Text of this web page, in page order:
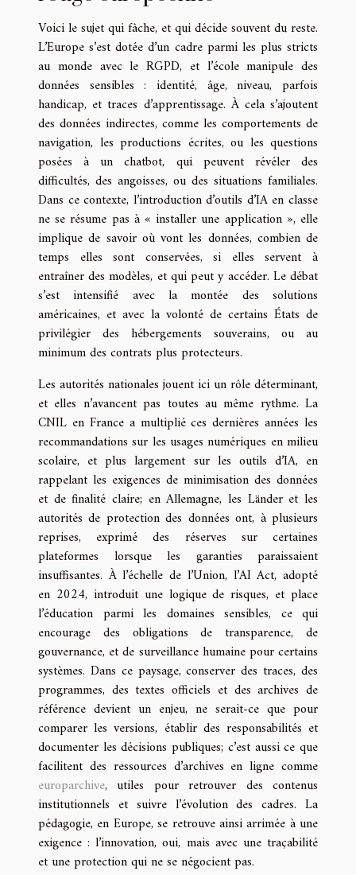
Voici le sujet qui fâche, et qui décide souvent du reste.
L’Europe s’est dotée d’un cadre parmi les plus stricts
au monde avec le RGPD, et l’école manipule des
données sensibles : identité, âge, niveau, parfois
handicap, et traces d’apprentissage. À cela s’ajoutent
des données indirectes, comme les comportements de
navigation, les productions écrites, ou les questions
posées à un chatbot, qui peuvent révéler des
difficultés, des angoisses, ou des situations familiales.
Dans ce contexte, l’introduction d’outils d’IA en classe
ne se résume pas à « installer une application », elle
implique de savoir où vont les données, combien de
temps elles sont conservées, si elles servent à
entraîner des modèles, et qui peut y accéder. Le débat
s’est intensifié avec la montée des solutions
américaines, et avec la volonté de certains États de
privilégier des hébergements souverains, ou au
minimum des contrats plus protecteurs.
Les autorités nationales jouent ici un rôle déterminant,
et elles n’avancent pas toutes au même rythme. La
CNIL en France a multiplié ces dernières années les
recommandations sur les usages numériques en milieu
scolaire, et plus largement sur les outils d’IA, en
rappelant les exigences de minimisation des données
et de finalité claire; en Allemagne, les Länder et les
autorités de protection des données ont, à plusieurs
reprises, exprimé des réserves sur certaines
plateformes lorsque les garanties paraissaient
insuffisantes. À l’échelle de l’Union, l’AI Act, adopté
en 2024, introduit une logique de risques, et place
l’éducation parmi les domaines sensibles, ce qui
encourage des obligations de transparence, de
gouvernance, et de surveillance humaine pour certains
systèmes. Dans ce paysage, conserver des traces, des
programmes, des textes officiels et des archives de
référence devient un enjeu, ne serait-ce que pour
comparer les versions, établir des responsabilités et
documenter les décisions publiques; c’est aussi ce que
facilitent des ressources d’archives en ligne comme
europarchive, utiles pour retrouver des contenus
institutionnels et suivre l’évolution des cadres. La
pédagogie, en Europe, se retrouve ainsi arrimée à une
exigence : l’innovation, oui, mais avec une traçabilité
et une protection qui ne se négocient pas.